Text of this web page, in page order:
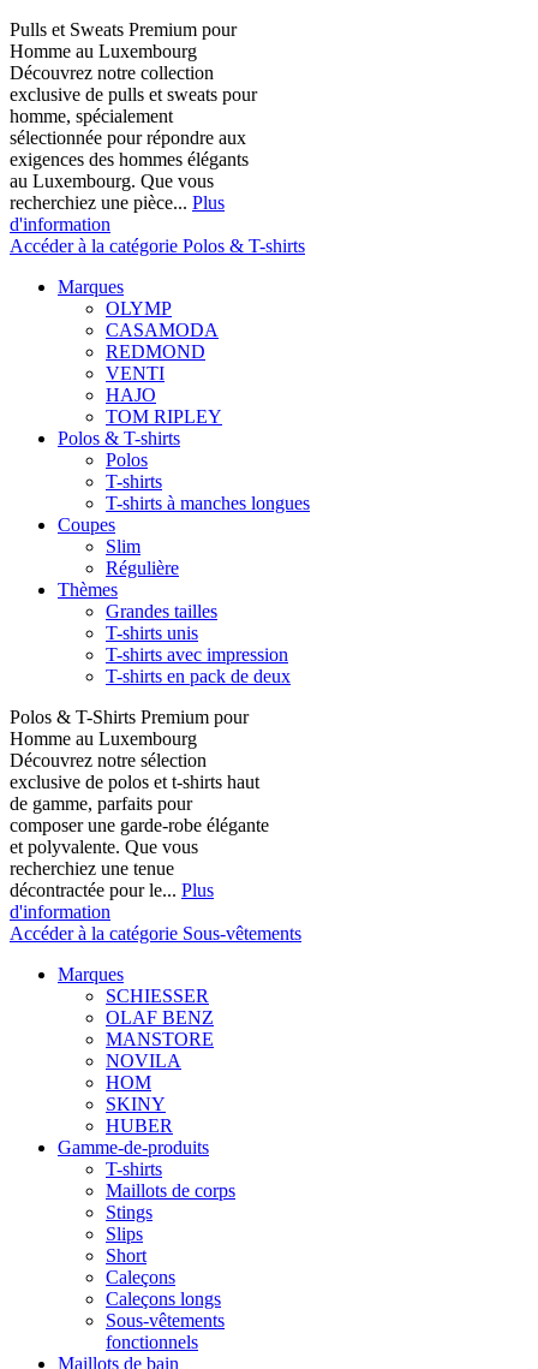
Pulls et Sweats Premium pour
Homme au Luxembourg
Découvrez notre collection
exclusive de pulls et sweats pour
homme, spécialement
sélectionnée pour répondre aux
exigences des hommes élégants
au Luxembourg. Que vous
recherchiez une pièce... Plus
d'information
Accéder à la catégorie Polos & T-shirts
Marques
OLYMP
CASAMODA
REDMOND
VENTI
HAJO
TOM RIPLEY
Polos & T-shirts
Polos
T-shirts
T-shirts à manches longues
Coupes
Slim
Régulière
Thèmes
Grandes tailles
T-shirts unis
T-shirts avec impression
T-shirts en pack de deux
Polos & T-Shirts Premium pour
Homme au Luxembourg
Découvrez notre sélection
exclusive de polos et t-shirts haut
de gamme, parfaits pour
composer une garde-robe élégante
et polyvalente. Que vous
recherchiez une tenue
décontractée pour le... Plus
d'information
Accéder à la catégorie Sous-vêtements
Marques
SCHIESSER
OLAF BENZ
MANSTORE
NOVILA
HOM
SKINY
HUBER
Gamme-de-produits
T-shirts
Maillots de corps
Stings
Slips
Short
Caleçons
Caleçons longs
Sous-vêtements
fonctionnels
Maillots de bain